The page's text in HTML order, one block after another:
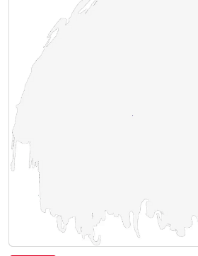
Кровельные материалы
Ещё 2
Герметики
Клеи, жидкие гвозди
Обои
Ещё 5